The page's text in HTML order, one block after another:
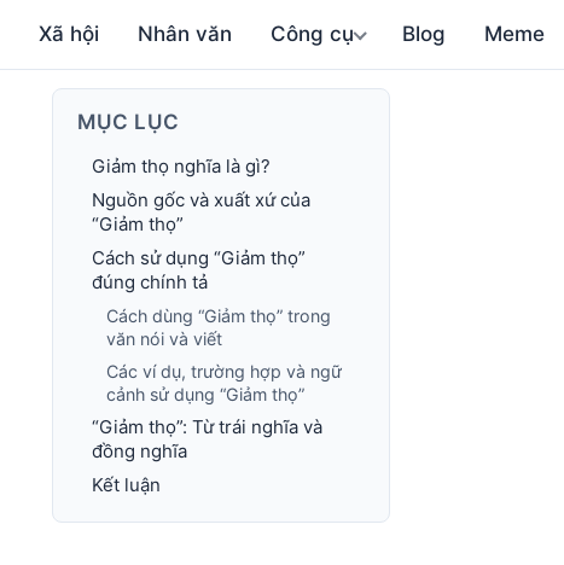
Xã hội Nhân văn Công cụ Blog Meme
MỤC LỤC
Giảm thọ nghĩa là gì?
Nguồn gốc và xuất xứ của
“Giảm thọ”
Cách sử dụng “Giảm thọ”
đúng chính tả
Cách dùng “Giảm thọ” trong
văn nói và viết
Các ví dụ, trường hợp và ngữ
cảnh sử dụng “Giảm thọ”
“Giảm thọ”: Từ trái nghĩa và
đồng nghĩa
Kết luận